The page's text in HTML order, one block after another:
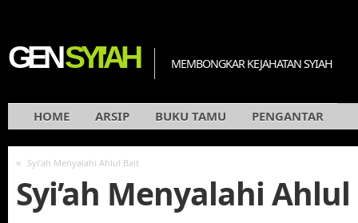
GENSYI'AH MEMBONGKAR KEJAHATAN SYIAH
HOME ARSIP BUKU TAMU PENGANTAR
« Syi’ah Menyalahi Ahlul Bait
Syi’ah Menyalahi